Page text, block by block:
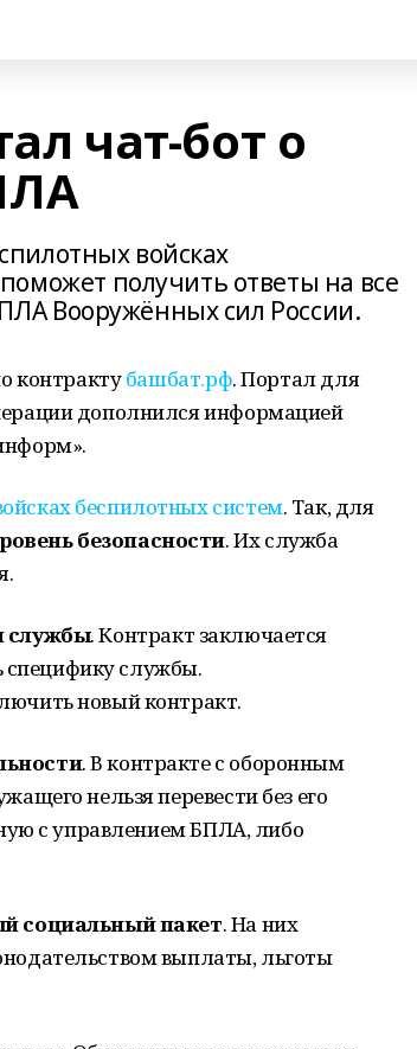
чат-бот о
войсках
получить ответы на все
Вооружённых сил России.
контрактубашбат.рф. Портал для
дополнился информацией
беспилотных систем. Так, для
безопасности. Их служба
службы. Контракт заключается
специфику службы.
новый контракт.
. В контракте с оборонным
нельзя перевести без его
с управлением БПЛА, либо
социальный пакет. На них
выплаты, льготы